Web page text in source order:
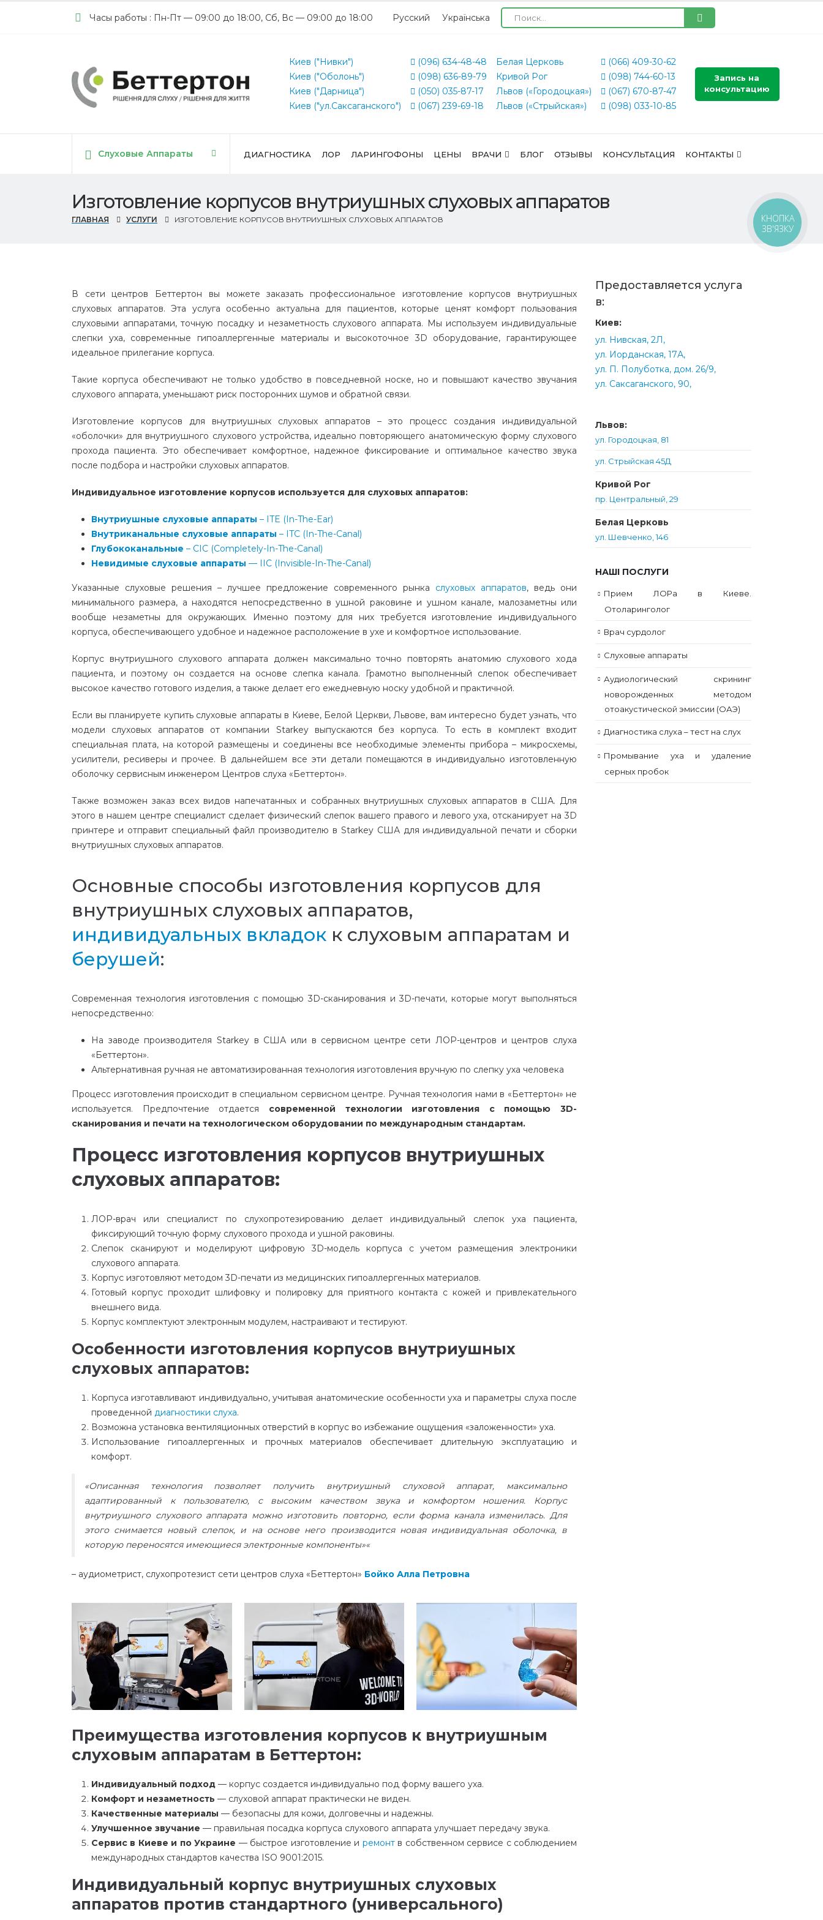
Часы работы : Пн-Пт — 09:00 до 18:00, Сб, Вс — 09:00 до 18:00 Русский Українська
Киев ("Нивки")
Киев ("Оболонь")
Киев ("Дарница")
Киев ("ул.Саксаганского")
(096) 634-48-48
(098) 636-89-79
(050) 035-87-17
(067) 239-69-18
Белая Церковь
Кривой Рог
Львов («Городоцкая»)
Львов («Стрыйская»)
(066) 409-30-62
(098) 744-60-13
(067) 670-87-47
(098) 033-10-85
Запись на
консультацию
Cлуховые Аппараты ДИАГНОСТИКА ЛОР ЛАРИНГОФОНЫ ЦЕНЫ ВРАЧИ БЛОГ ОТЗЫВЫ КОНСУЛЬТАЦИЯ КОНТАКТЫ
Изготовление корпусов внутриушных слуховых аппаратов
ГЛАВНАЯ УСЛУГИ ИЗГОТОВЛЕНИЕ КОРПУСОВ ВНУТРИУШНЫХ СЛУХОВЫХ АППАРАТОВ
В сети центров Беттертон вы можете заказать профессиональное изготовление корпусов внутриушных
слуховых аппаратов. Эта услуга особенно актуальна для пациентов, которые ценят комфорт пользования
слуховыми аппаратами, точную посадку и незаметность слухового аппарата. Мы используем индивидуальные
слепки уха, современные гипоаллергенные материалы и высокоточное 3D оборудование, гарантирующее
идеальное прилегание корпуса.
Такие корпуса обеспечивают не только удобство в повседневной носке, но и повышают качество звучания
слухового аппарата, уменьшают риск посторонних шумов и обратной связи.
Изготовление корпусов для внутриушных слуховых аппаратов – это процесс создания индивидуальной
«оболочки» для внутриушного слухового устройства, идеально повторяющего анатомическую форму слухового
прохода пациента. Это обеспечивает комфортное, надежное фиксирование и оптимальное качество звука
после подбора и настройки слуховых аппаратов.
Индивидуальное изготовление корпусов используется для слуховых аппаратов:
Внутриушные слуховые аппараты – ITE (In-The-Ear)
Внутриканальные слуховые аппараты – ITC (In-The-Canal)
Глубококанальные – CIC (Completely-In-The-Canal)
Невидимые слуховые аппараты — IIC (Invisible-In-The-Canal)
Указанные слуховые решения – лучшее предложение современного рынка слуховых аппаратов, ведь они
минимального размера, а находятся непосредственно в ушной раковине и ушном канале, малозаметны или
вообще незаметны для окружающих. Именно поэтому для них требуется изготовление индивидуального
корпуса, обеспечивающего удобное и надежное расположение в ухе и комфортное использование.
Корпус внутриушного слухового аппарата должен максимально точно повторять анатомию слухового хода
пациента, и поэтому он создается на основе слепка канала. Грамотно выполненный слепок обеспечивает
высокое качество готового изделия, а также делает его ежедневную носку удобной и практичной.
Если вы планируете купить слуховые аппараты в Киеве, Белой Церкви, Львове, вам интересно будет узнать, что
модели слуховых аппаратов от компании Starkey выпускаются без корпуса. То есть в комплект входит
специальная плата, на которой размещены и соединены все необходимые элементы прибора – микросхемы,
усилители, ресиверы и прочее. В дальнейшем все эти детали помещаются в индивидуально изготовленную
оболочку сервисным инженером Центров слуха «Беттертон».
Также возможен заказ всех видов напечатанных и собранных внутриушных слуховых аппаратов в США. Для
этого в нашем центре специалист сделает физический слепок вашего правого и левого уха, отсканирует на 3D
принтере и отправит специальный файл производителю в Starkey США для индивидуальной печати и сборки
внутриушных слуховых аппаратов.
Основные способы изготовления корпусов для
внутриушных слуховых аппаратов,
индивидуальных вкладок к слуховым аппаратам и
берушей:
Современная технология изготовления с помощью 3D-сканирования и 3D-печати, которые могут выполняться
непосредственно:
На заводе производителя Starkey в США или в сервисном центре сети ЛОР-центров и центров слуха
«Беттертон».
Альтернативная ручная не автоматизированная технология изготовления вручную по слепку уха человека
Процесс изготовления происходит в специальном сервисном центре. Ручная технология нами в «Беттертон» не
используется. Предпочтение отдается современной технологии изготовления с помощью 3D-
сканирования и печати на технологическом оборудовании по международным стандартам.
Процесс изготовления корпусов внутриушных
слуховых аппаратов:
ЛОР-врач или специалист по слухопротезированию делает индивидуальный слепок уха пациента,
фиксирующий точную форму слухового прохода и ушной раковины.
Слепок сканируют и моделируют цифровую 3D-модель корпуса с учетом размещения электроники
слухового аппарата.
Корпус изготовляют методом 3D-печати из медицинских гипоаллергенных материалов.
Готовый корпус проходит шлифовку и полировку для приятного контакта с кожей и привлекательного
внешнего вида.
Корпус комплектуют электронным модулем, настраивают и тестируют.
Особенности изготовления корпусов внутриушных
слуховых аппаратов:
Корпуса изготавливают индивидуально, учитывая анатомические особенности уха и параметры слуха после
проведенной диагностики слуха.
Возможна установка вентиляционных отверстий в корпус во избежание ощущения «заложенности» уха.
Использование гипоаллергенных и прочных материалов обеспечивает длительную эксплуатацию и
комфорт.
«Описанная технология позволяет получить внутриушный слуховой аппарат, максимально
адаптированный к пользователю, с высоким качеством звука и комфортом ношения. Корпус
внутриушного слухового аппарата можно изготовить повторно, если форма канала изменилась. Для
этого снимается новый слепок, и на основе него производится новая индивидуальная оболочка, в
которую переносятся имеющиеся электронные компоненты»«
– аудиометрист, слухопротезист сети центров слуха «Беттертон» Бойко Алла Петровна
Преимущества изготовления корпусов к внутриушным
слуховым аппаратам в Беттертон:
Индивидуальный подход — корпус создается индивидуально под форму вашего уха.
Комфорт и незаметность — слуховой аппарат практически не виден.
Качественные материалы — безопасны для кожи, долговечны и надежны.
Улучшенное звучание — правильная посадка корпуса слухового аппарата улучшает передачу звука.
Сервис в Киеве и по Украине — быстрое изготовление и ремонтв собственном сервисе с соблюдением
международных стандартов качества ISO 9001:2015.
Индивидуальный корпус внутриушных слуховых
аппаратов против стандартного (универсального)
Предоставляется услуга
в:
Киев:
ул. Нивская, 2Л,
ул. Иорданская, 17А,
ул. П. Полуботка, дом. 26/9,
ул. Саксаганского, 90,
Львов:
ул. Городоцкая, 81
ул. Стрыйская 45Д
Кривой Рог
пр. Центральный, 29
Белая Церковь
ул. Шевченко, 146
НАШІ ПОСЛУГИ
Прием ЛОРа в Киеве.
Отоларинголог
Врач сурдолог
Слуховые аппараты
Аудиологический скрининг
новорожденных методом
отоакустической эмиссии (ОАЭ)
Диагностика слуха – тест на слух
Промывание уха и удаление
серных пробок
КНОПКА
ЗВ'ЯЗКУ